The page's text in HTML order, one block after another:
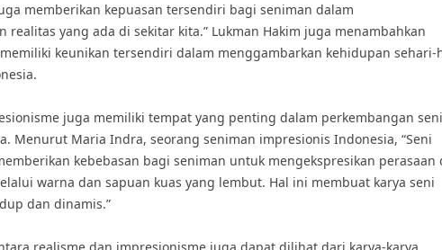
memberikan kepuasan tersendiri bagi seniman dalam
realitas yang ada di sekitar kita.” Lukman Hakim juga menambahkan
keunikan tersendiri dalam menggambarkan kehidupan sehari-
juga memiliki tempat yang penting dalam perkembangan seni
Menurut Maria Indra, seorang seniman impresionis Indonesia, “Seni
kebebasan bagi seniman untuk mengekspresikan perasaan
warna dan sapuan kuas yang lembut. Hal ini membuat karya seni
dan dinamis.”